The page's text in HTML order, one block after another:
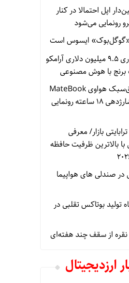
اپل احتمالا در کنار
«گوگل‌بوک» ایسوس است
سرمایه‌گذاری ۹.۵ میلیون دلاری آرامکو
با هوش مصنوعی
لپ‌تاپ فوق‌سبک هواوی MateBook
Pro S با شارژدهی ۱۸ ساعته رونمایی
غول‌های ۱ ترابایتی بازار/ معرفی
بالاترین ظرفیت حافظه
در صندلی های هواپیما
تولید بوتاکس تقلبی در
نقره از سقف چند هفته‌ای
ارزدیجیتال